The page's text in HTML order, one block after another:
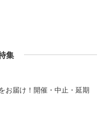
集
お届け！開催・中止・延期